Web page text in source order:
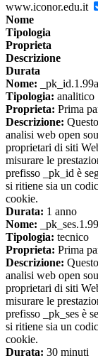
www.iconor.edu.it
Nome
Tipologia
Proprieta
Descrizione
Durata
Nome:
Tipologia: analitico
Proprieta: Prima
Descrizione:
analisi web open
proprietari di siti
misurare le
prefisso _pk_id è
si ritiene sia un
cookie.
Durata: 1 anno
Nome:
Tipologia: tecnico
Proprieta: Prima
Descrizione:
analisi web open
proprietari di siti
misurare le
prefisso _pk_ses è
si ritiene sia un
cookie.
Durata: 30 minuti